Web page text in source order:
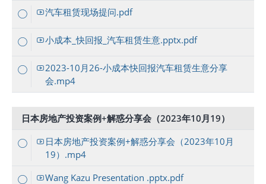
汽车租赁现场提问.pdf
小成本_快回报_汽车租赁生意.pptx.pdf
2023-10月26-小成本快回报汽车租赁生意分享
会.mp4
日本房地产投资案例+解惑分享会（2023年10月19）
日本房地产投资案例+解惑分享会（2023年10月
19）.mp4
Wang Kazu Presentation .pptx.pdf